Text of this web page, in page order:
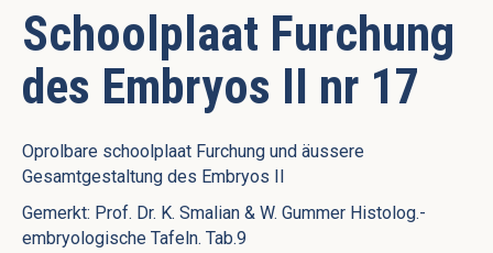
Schoolplaat Furchung
des Embryos II nr 17
Oprolbare schoolplaat Furchung und äussere
Gesamtgestaltung des Embryos II
Gemerkt: Prof. Dr. K. Smalian & W. Gummer Histolog.-
embryologische Tafeln. Tab.9